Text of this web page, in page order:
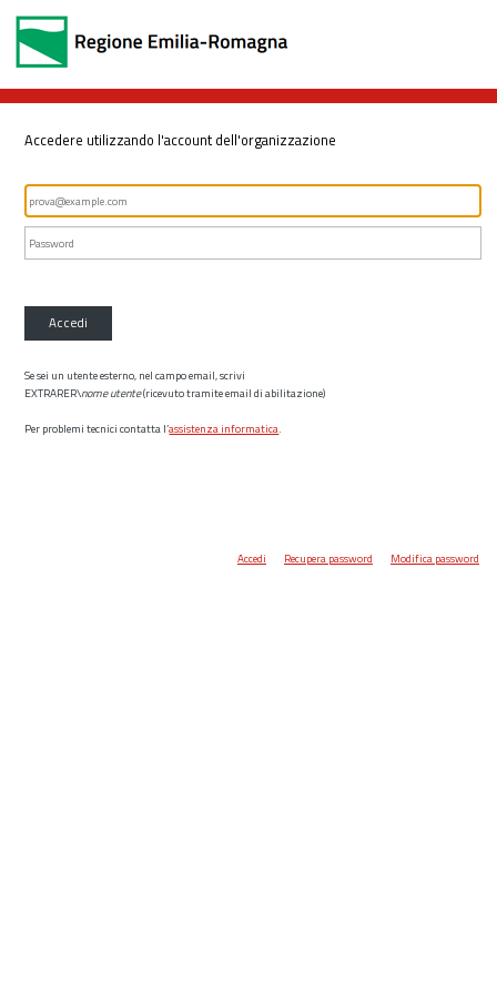
Accedere utilizzando l'account dell'organizzazione
Accedi
Se sei un utente esterno, nel campo email, scrivi
EXTRARER\nome utente(ricevuto tramite email di abilitazione)
Per problemi tecnici contatta l’assistenza informatica.
Accedi Recupera password Modifica password